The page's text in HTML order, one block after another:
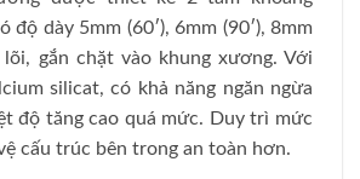
độ dày 5mm (60′), 6mm (90′), 8mm
lõi, gắn chặt vào khung xương. Với
silicat, có khả năng ngăn ngừa
độ tăng cao quá mức. Duy trì mức
cấu trúc bên trong an toàn hơn.